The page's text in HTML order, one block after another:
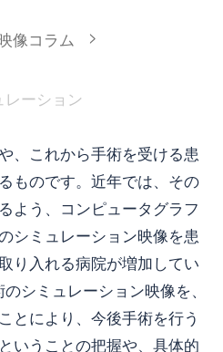
像コラム
>
ーション
、これから手術を受ける患
ものです。近年では、その
よう、コンピュータグラフ
シミュレーション映像を患
り入れる病院が増加してい
シミュレーション映像を、
とにより、今後手術を行う
いうことの把握や、具体的